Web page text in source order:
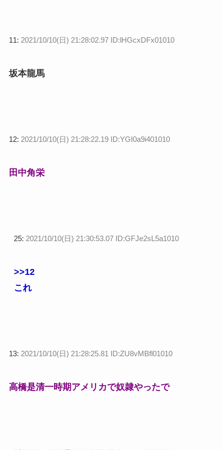
11: 2021/10/10(日) 21:28:02.97 ID:lHGcxDFx01010
坂本龍馬
12: 2021/10/10(日) 21:28:22.19 ID:YGI0a9i401010
田中角栄
25: 2021/10/10(日) 21:30:53.07 ID:GFJe2sL5a1010
>>12
これ
13: 2021/10/10(日) 21:28:25.81 ID:ZU8vMBfl01010
高橋是清一時期アメリカで奴隷やったで